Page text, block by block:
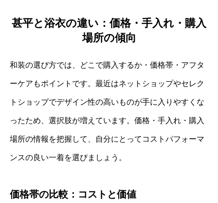
甚平と浴衣の違い：価格・手入れ・購入
場所の傾向
和装の選び方では、どこで購入するか・価格帯・アフタ
ーケアもポイントです。最近はネットショップやセレク
トショップでデザイン性の高いものが手に入りやすくな
ったため、選択肢が増えています。価格・手入れ・購入
場所の情報を把握して、自分にとってコストパフォーマ
ンスの良い一着を選びましょう。
価格帯の比較：コストと価値